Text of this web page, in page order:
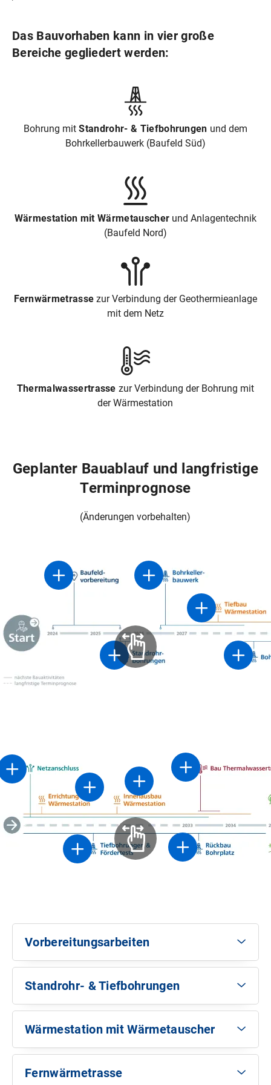
Das Bauvorhaben kann in vier große
Bereiche gegliedert werden:
Bohrung mit Standrohr- & Tiefbohrungen und dem
Bohrkellerbauwerk (Baufeld Süd)
Wärmestation mit Wärmetauscher und Anlagentechnik
(Baufeld Nord)
Fernwärmetrasse zur Verbindung der Geothermieanlage
mit dem Netz
Thermalwassertrassezur Verbindung der Bohrung mit
der Wärmestation
Geplanter Bauablauf und langfristige
Terminprognose
(Änderungen vorbehalten)
Vorbereitungsarbeiten
Baufeldvorbereitung
(2024 bis Mitte 2025)
Standrohr- & Tiefbohrungen
(Oktober bis Dezember 2025)
Wärmestation mit Wärmetauscher
Fernwärmetrasse